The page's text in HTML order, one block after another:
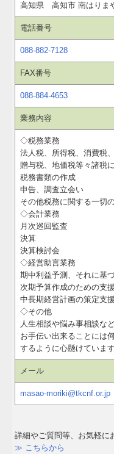
社長メニュー
経営革新等支
経営改善オン
戦略財務情報
継続MASシス
高知県 高知市 南はりま
電話番号
088-882-7128
FAX番号
088-884-4653
業務内容
◇税務業務
法人税、所得税、消費税、
贈与税、地価税等々諸税
税務書類の作成
申告、調査立会い
その他税務に関する一切
◇会計業務
月次巡回監査
決算
決算検討会
◇経営助言業務
期中利益予測、それに基
次期予算作成のための支援
中長期経営計画の策定支援
◇その他
人生相談や悩み事相談な
お手伝い出来ることには
するように心懸けています
メール
masao-moriki@tkcnf.or.jp
詳細やご質問等、お気軽に
≫ こちらから